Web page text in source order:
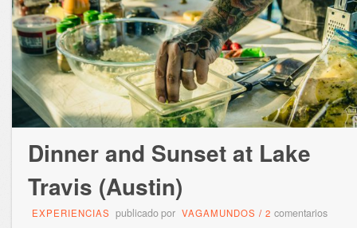
Dinner and Sunset at Lake
Travis (Austin)
EXPERIENCIAS publicado por VAGAMUNDOS / 2 comentarios